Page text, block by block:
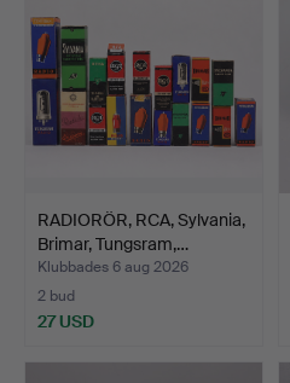
RADIORÖR, RCA, Sylvania,
Brimar, Tungsram,…
Klubbades 6 aug 2026
2 bud
27 USD